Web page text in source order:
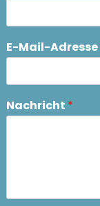
E-Mail-Adresse
Nachricht *